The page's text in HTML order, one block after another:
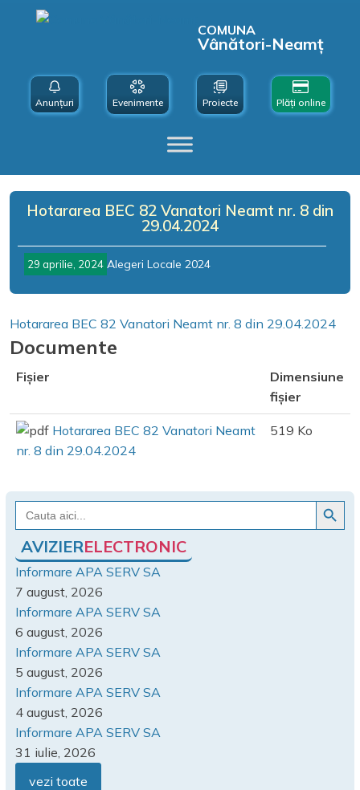
COMUNA
Vânători-Neamț
Anunțuri Evenimente Proiecte Plăți online
Hotararea BEC 82 Vanatori Neamt nr. 8 din
29.04.2024
29 aprilie, 2024 Alegeri Locale 2024
Hotararea BEC 82 Vanatori Neamt nr. 8 din 29.04.2024
Documente
Fișier
Dimensiune
fișier
Hotararea BEC 82 Vanatori Neamt
nr. 8 din 29.04.2024
519 Ko
Search
for:
Search Button
AVIZIERELECTRONIC
Informare APA SERV SA
7 august, 2026
Informare APA SERV SA
6 august, 2026
Informare APA SERV SA
5 august, 2026
Informare APA SERV SA
4 august, 2026
Informare APA SERV SA
31 iulie, 2026
vezi toate